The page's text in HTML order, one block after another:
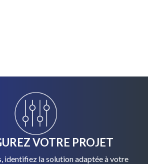
VOTRE PROJET
identifiez la solution adaptée à votre